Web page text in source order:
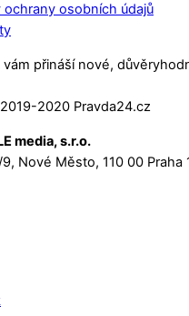
ochrany osobních údajů
vám přináší nové,
2020 Pravda24.cz
media, s.r.o.
Nové Město, 110 00 Praha